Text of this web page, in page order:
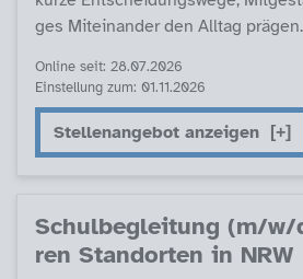
ges Mit­ein­an­der den All­tag prä­gen.
Online seit: 28.07.2026
Einstellung zum: 01.11.2026
Stellenangebot anzeigen
Schul­be­g­lei­tung (m/
ren Stand­or­ten in NRW